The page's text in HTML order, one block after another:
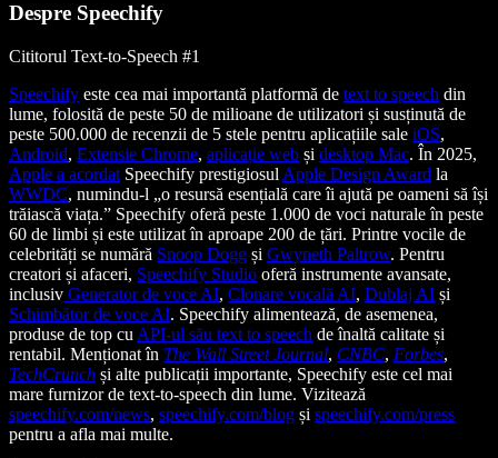
Despre Speechify
Cititorul Text-to-Speech #1
Speechify este cea mai importantă platformă de text to speech din
lume, folosită de peste 50 de milioane de utilizatori și susținută de
peste 500.000 de recenzii de 5 stele pentru aplicațiile sale iOS,
Android, Extensie Chrome, aplicație web și desktop Mac. În 2025,
Apple a acordat Speechify prestigiosul Apple Design Award la
WWDC, numindu-l „o resursă esențială care îi ajută pe oameni să își
trăiască viața.” Speechify oferă peste 1.000 de voci naturale în peste
60 de limbi și este utilizat în aproape 200 de țări. Printre vocile de
celebrități se numără Snoop Dogg și Gwyneth Paltrow. Pentru
creatori și afaceri, Speechify Studio oferă instrumente avansate,
inclusiv Generator de voce AI, Clonare vocală AI, Dublaj AI și
Schimbător de voce AI. Speechify alimentează, de asemenea,
produse de top cu API-ul său text to speech de înaltă calitate și
rentabil. Menționat în The Wall Street Journal, CNBC, Forbes,
TechCrunch și alte publicații importante, Speechify este cel mai
mare furnizor de text-to-speech din lume. Vizitează
speechify.com/news, speechify.com/blog și speechify.com/press
pentru a afla mai multe.